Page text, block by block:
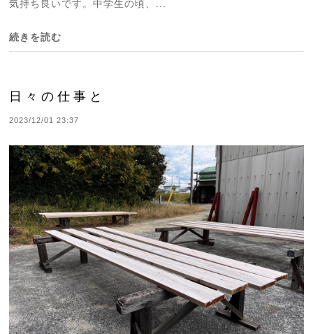
気持ち良いです。中学生の頃、...
続きを読む
日々の仕事と
2023/12/01 23:37